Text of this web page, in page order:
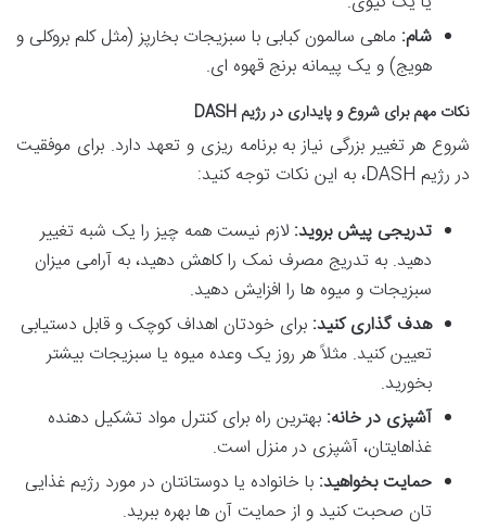
شام: ماهی سالمون کبابی با سبزیجات بخارپز (مثل کلم بروکلی و
هویج) و یک پیمانه برنج قهوه ای.
نکات مهم برای شروع و پایداری در رژیم DASH
شروع هر تغییر بزرگی نیاز به برنامه ریزی و تعهد دارد. برای موفقیت
در رژیم DASH، به این نکات توجه کنید:
تدریجی پیش بروید: لازم نیست همه چیز را یک شبه تغییر
دهید. به تدریج مصرف نمک را کاهش دهید، به آرامی میزان
سبزیجات و میوه ها را افزایش دهید.
هدف گذاری کنید: برای خودتان اهداف کوچک و قابل دستیابی
تعیین کنید. مثلاً هر روز یک وعده میوه یا سبزیجات بیشتر
بخورید.
آشپزی در خانه: بهترین راه برای کنترل مواد تشکیل دهنده
غذاهایتان، آشپزی در منزل است.
حمایت بخواهید: با خانواده یا دوستانتان در مورد رژیم غذایی
تان صحبت کنید و از حمایت آن ها بهره ببرید.